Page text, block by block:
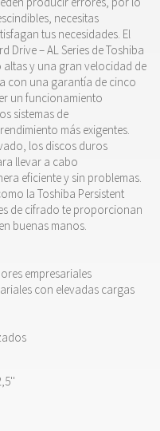
necesitas
tus necesidades. El
Drive – AL Series de Toshiba
y una gran velocidad de
con una garantía de cinco
un funcionamiento
sistemas de
más exigentes.
los discos duros
llevar a cabo
eficiente y sin problemas.
la Toshiba Persistent
de cifrado te proporcionan
buenas manos.
empresariales
con elevadas cargas